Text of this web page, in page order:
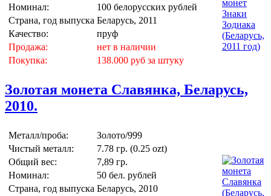
Номинал:
100 белорусских рублей
Страна, год выпуска Беларусь, 2011
Качество:
пруф
Продажа:
нет в наличии
Покупка:
138.000 руб за штуку
Золотая монета Славянка, Беларусь,
2010.
Металл/проба:
Золото/999
Чистый металл:
7.78 гр. (0.25 ozt)
Общий вес:
7,89 гр.
Номинал:
50 бел. рублей
Страна, год выпуска Беларусь, 2010